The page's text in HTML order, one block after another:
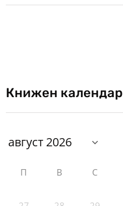
Книжен календар
П В С